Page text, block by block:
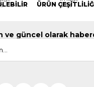
ÜRÜN
ve güncel olarak